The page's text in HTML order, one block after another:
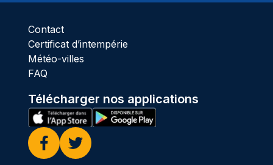
Contact
Certificat d’intempérie
Météo-villes
FAQ
Télécharger nos applications
Facebook
Twitter